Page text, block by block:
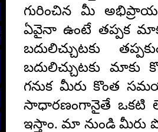
గురించిన మీ
ఏవైనా ఉంటే తప్పక
బదులిచ్చుటకు
బదులిచ్చుటకు మాకు
గనుక మీరు కొంత
సాధారణంగానైతే ఒకటి
ఇస్తాం. మా నుండి మీరు